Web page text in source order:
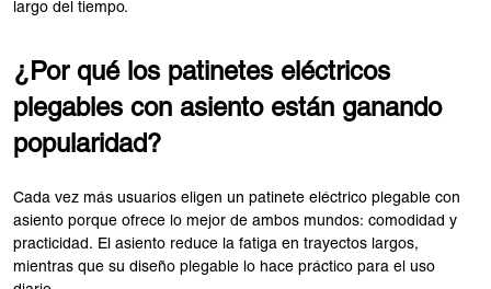
largo del tiempo.
¿Por qué los patinetes eléctricos
plegables con asiento están ganando
popularidad?
Cada vez más usuarios eligen un patinete eléctrico plegable con
asiento porque ofrece lo mejor de ambos mundos: comodidad y
practicidad. El asiento reduce la fatiga en trayectos largos,
mientras que su diseño plegable lo hace práctico para el uso